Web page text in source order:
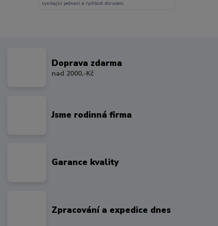
vynikajici jednani a rychlost doruceni.
Doprava zdarma
nad 2000,-Kč
Jsme rodinná firma
Garance kvality
Zpracování a expedice dnes